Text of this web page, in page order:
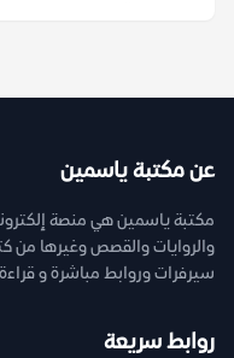
عن مكتبة ياسمين
مكتبة ياسمين هي منصة
سيرفرات وروابط مباشرة و
روابط سريعة